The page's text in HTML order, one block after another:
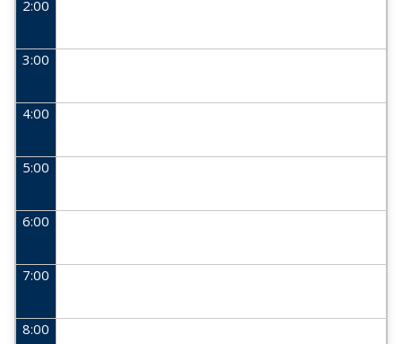
2:00
3:00
4:00
5:00
6:00
7:00
8:00